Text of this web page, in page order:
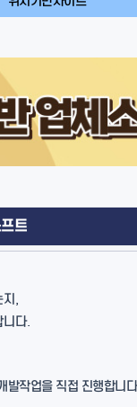
트
지,
니다.
발작업을 직접 진행합니